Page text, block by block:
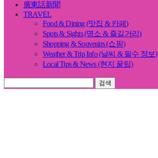
廣東話新聞
TRAVEL
Food & Dining (맛집 & 카페)
Spots & Sights (명소 & 즐길거리)
Shopping & Souvenirs (쇼핑)
Weather & Trip Info (날씨 & 필수 정보)
Local Tips & News (현지 꿀팁)
검색